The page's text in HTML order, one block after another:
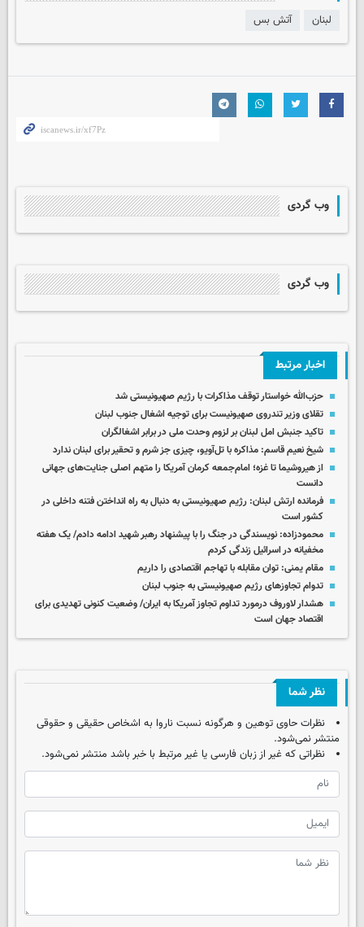
لبنان آتش بس
وب گردی
وب گردی
اخبار مرتبط
حزب‌الله خواستار توقف مذاکرات با رژیم صهیونیستی شد
تقلای وزیر تندروی صهیونیست برای توجیه اشغال جنوب لبنان
تاکید جنبش امل لبنان بر لزوم وحدت ملی در برابر اشغالگران
شیخ نعیم قاسم: مذاکره با تل‌آویو، چیزی جز شرم و تحقیر برای لبنان ندارد
از هیروشیما تا غزه؛ امام‌جمعه کرمان آمریکا را متهم اصلی جنایت‌های جهانی
دانست
فرمانده ارتش لبنان: رژیم صهیونیستی به دنبال به راه انداختن فتنه داخلی در
کشور است
محمودزاده: نویسندگی در جنگ را با پیشنهاد رهبر شهید ادامه دادم/ یک هفته
مخفیانه در اسرائیل زندگی کردم
مقام یمنی: توان مقابله با تهاجم اقتصادی را داریم
تدوام تجاوزهای رژیم صهیونیستی به جنوب لبنان
هشدار لاوروف درمورد تداوم تجاوز آمریکا به ایران/ وضعیت کنونی تهدیدی برای
اقتصاد جهان است
نظر شما
نظرات حاوی توهین و هرگونه نسبت ناروا به اشخاص حقیقی و حقوقی
منتشر نمی‌شود.
نظراتی که غیر از زبان فارسی یا غیر مرتبط با خبر باشد منتشر نمی‌شود.